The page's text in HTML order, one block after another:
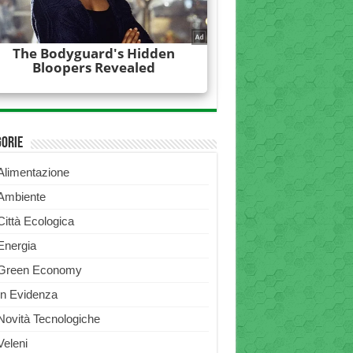
Ecologica
Economy
Evidenza
Tecnologiche